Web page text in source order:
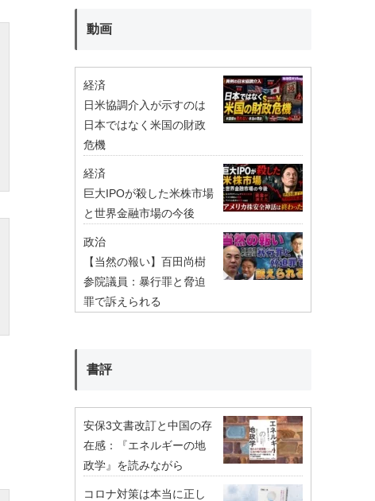
動画
経済
日米協調介入が示すのは
日本ではなく米国の財政
危機
経済
巨大IPOが殺した米株市場
と世界金融市場の今後
政治
【当然の報い】百田尚樹
参院議員：暴行罪と脅迫
罪で訴えられる
書評
安保3文書改訂と中国の存
在感：『エネルギーの地
政学』を読みながら
コロナ対策は本当に正し